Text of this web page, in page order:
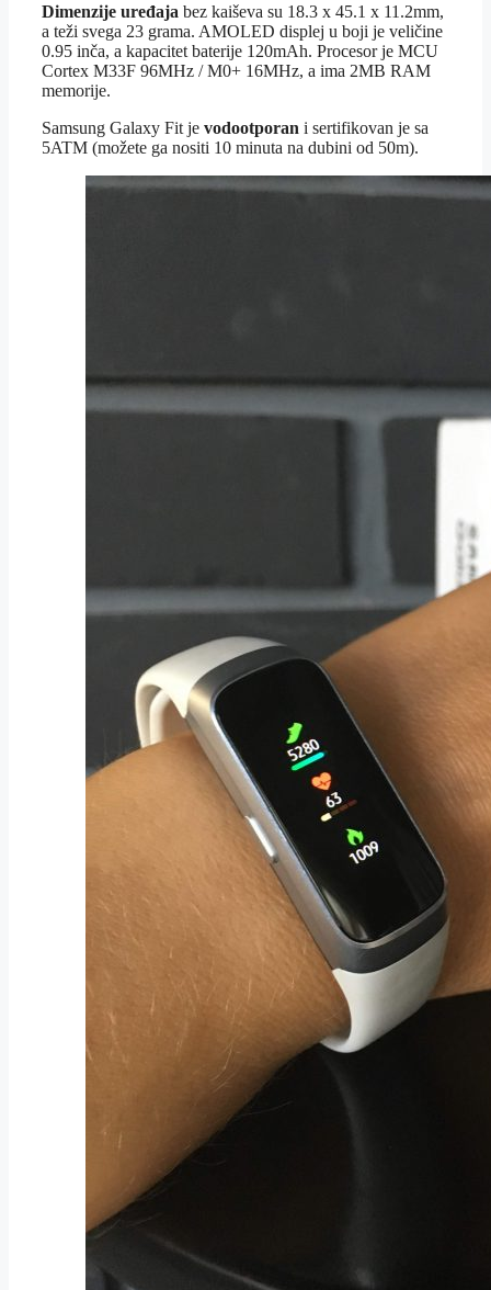
Dimenzije uređaja bez kaiševa su 18.3 x 45.1 x 11.2mm,
a teži svega 23 grama. AMOLED displej u boji je veličine
0.95 inča, a kapacitet baterije 120mAh. Procesor je MCU
Cortex M33F 96MHz / M0+ 16MHz, a ima 2MB RAM
memorije.
Samsung Galaxy Fit je vodootporan i sertifikovan je sa
5ATM (možete ga nositi 10 minuta na dubini od 50m).